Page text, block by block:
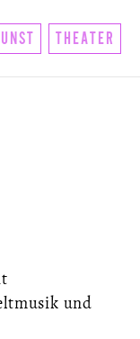
THEATER
und